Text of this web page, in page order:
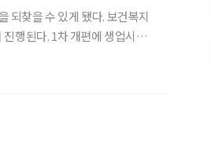
되찾을 수 있게 됐다. 보건복지
행된다. 1차 개편에 생업시설